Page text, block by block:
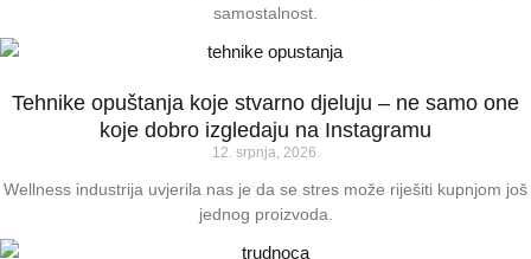
samostalnost.
Tehnike opuštanja koje stvarno djeluju – ne samo one
koje dobro izgledaju na Instagramu
12. srpnja, 2026.
Wellness industrija uvjerila nas je da se stres može riješiti kupnjom još
jednog proizvoda.